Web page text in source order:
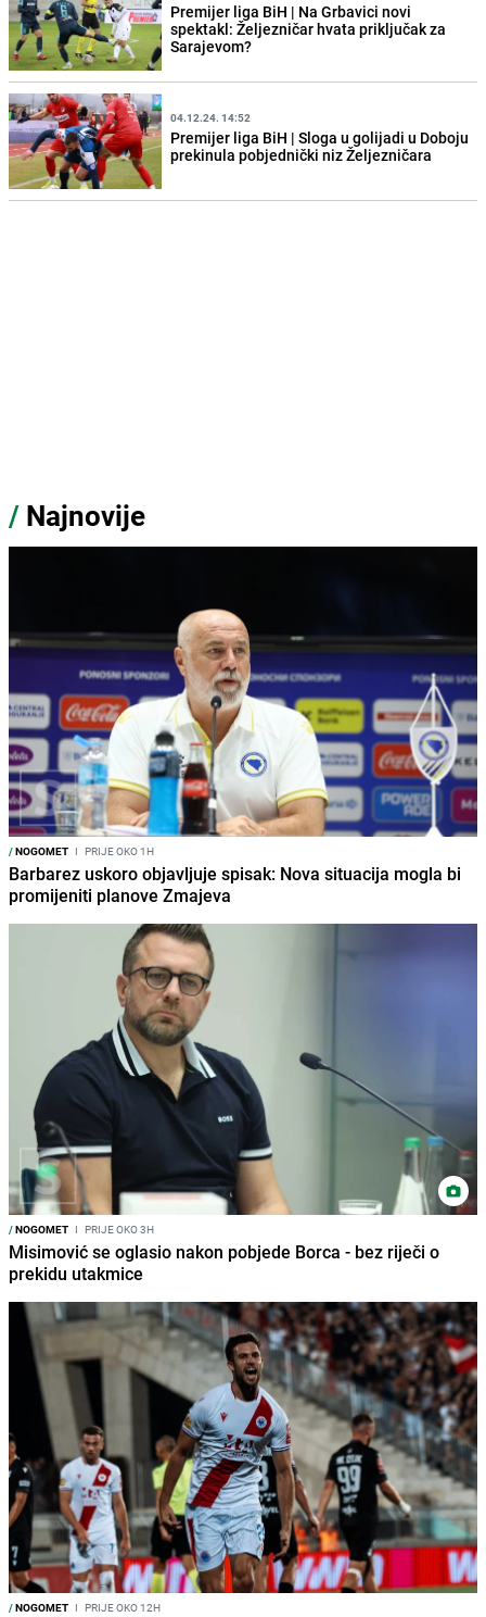
Premijer liga BiH | Na Grbavici novi
spektakl: Željezničar hvata priključak za
Sarajevom?
04.12.24. 14:52
Premijer liga BiH | Sloga u golijadi u Doboju
prekinula pobjednički niz Željezničara
/ Najnovije
/NOGOMET I PRIJE OKO 1H
Barbarez uskoro objavljuje spisak: Nova situacija mogla bi
promijeniti planove Zmajeva
/NOGOMET I PRIJE OKO 3H
Misimović se oglasio nakon pobjede Borca - bez riječi o
prekidu utakmice
/NOGOMET I PRIJE OKO 12H